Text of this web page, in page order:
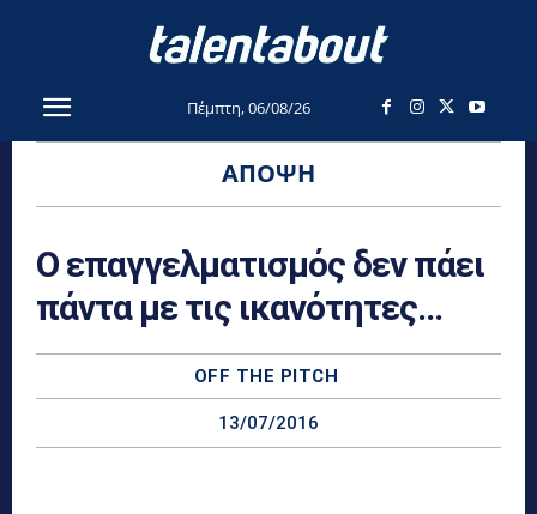
Πέμπτη, 06/08/26
ΆΠΟΨΗ
Ο επαγγελματισμός δεν πάει
πάντα με τις ικανότητες…
OFF THE PITCH
13/07/2016